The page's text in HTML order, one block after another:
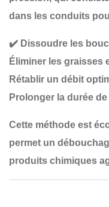
dans les conduits
✔️ Dissoudre les
Éliminer les graisses
Rétablir un débit
Prolonger la durée
Cette méthode est
permet un
produits chimiques